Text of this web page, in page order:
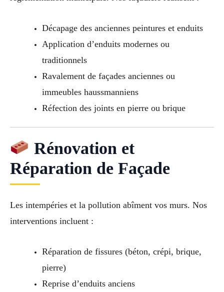
Décapage des anciennes peintures et enduits
Application d’enduits modernes ou
traditionnels
Ravalement de façades anciennes ou
immeubles haussmanniens
Réfection des joints en pierre ou brique
Rénovation et
Réparation de Façade
Les intempéries et la pollution abîment vos murs. Nos
interventions incluent :
Réparation de fissures (béton, crépi, brique,
pierre)
Reprise d’enduits anciens